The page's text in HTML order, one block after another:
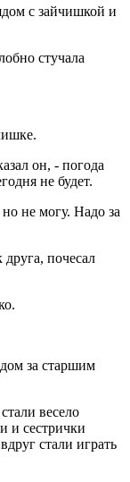
с зайчишкой и
стучала
он, - погода
не будет.
не могу. Надо за
почесал
за старшим
весело
и сестрички
стали играть